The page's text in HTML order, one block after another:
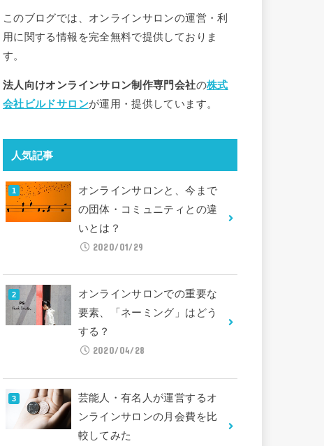
このブログでは、オンラインサロンの運営・利
用に関する情報を完全無料で提供しておりま
す。
法人向けオンラインサロン制作専門会社の株式
会社ビルドサロンが運用・提供しています。
人気記事
オンラインサロンと、今まで
の団体・コミュニティとの違
いとは？
2020/01/29
オンラインサロンでの重要な
要素、「ネーミング」はどう
する？
2020/04/28
芸能人・有名人が運営するオ
ンラインサロンの月会費を比
較してみた